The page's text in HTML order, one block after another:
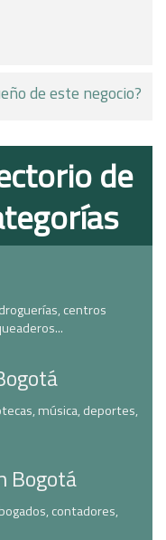
de este negocio?
de
centros
música, deportes,
Bogotá
contadores,